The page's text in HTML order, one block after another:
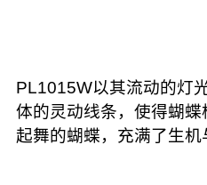
PL1015W以其流动的灯
体的灵动线条，使得蝴
起舞的蝴蝶，充满了生机